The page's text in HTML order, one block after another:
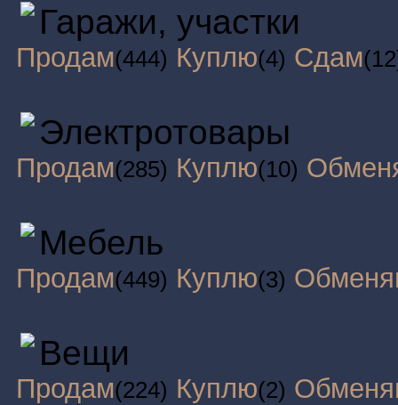
Гаражи, участки
Продам(444) Куплю(4) Сдам
Электротовары
Продам(285) Куплю(10)
Мебель
Продам(449) Куплю(3)
Вещи
Продам(224) Куплю(2)